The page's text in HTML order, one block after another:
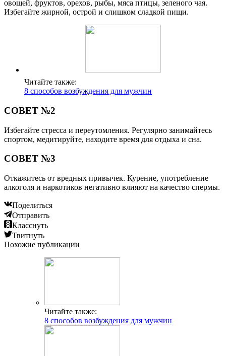
овощей, фруктов, орехов, рыбы, мяса птицы, зеленого чая.
Избегайте жирной, острой и слишком сладкой пищи.
Читайте также:
8 способов возбуждения для мужчин
СОВЕТ №2
Избегайте стресса и переутомления. Регулярно занимайтесь
спортом, медитируйте, находите время для отдыха и сна.
СОВЕТ №3
Откажитесь от вредных привычек. Курение, употребление
алкоголя и наркотиков негативно влияют на качество спермы.
Поделиться
Отправить
Класснуть
Твитнуть
Похожие публикации
Читайте также:
8 способов возбуждения для мужчин